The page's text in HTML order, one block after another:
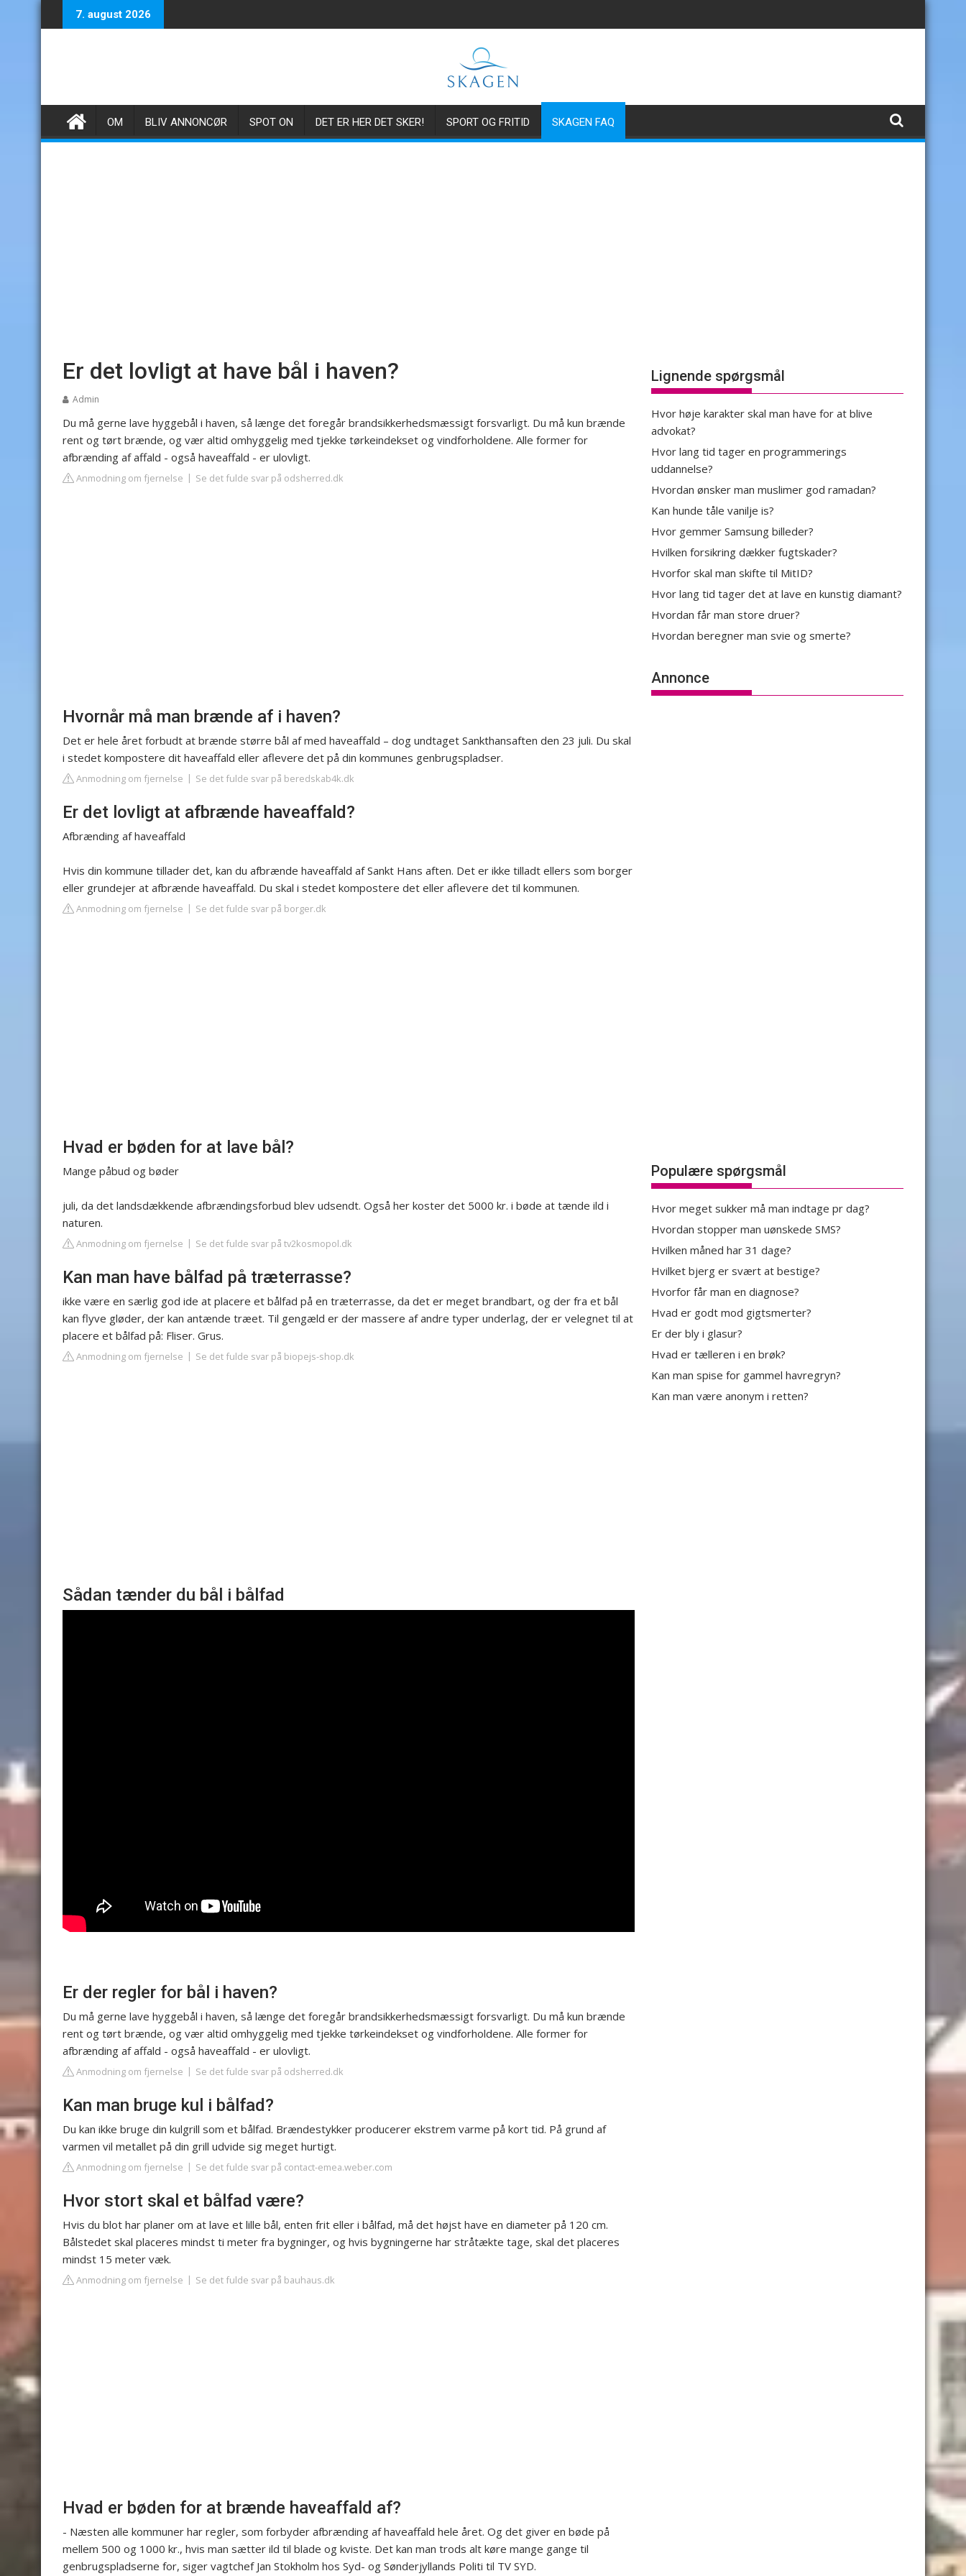
to
7. august 2026
OM BLIV ANNONCØR SPOT ON DET ER HER DET SKER! SPORT OG FRITID SKAGEN FAQ
Er det lovligt at have bål i haven?
Admin
Du må gerne lave hyggebål i haven, så længe det foregår brandsikkerhedsmæssigt forsvarligt. Du må kun brænde
rent og tørt brænde, og vær altid omhyggelig med tjekke tørkeindekset og vindforholdene. Alle former for
afbrænding af affald - også haveaffald - er ulovligt.
Anmodning om fjernelse Se det fulde svar på odsherred.dk
Hvornår må man brænde af i haven?
Det er hele året forbudt at brænde større bål af med haveaffald – dog undtaget Sankthansaften den 23 juli. Du skal
i stedet kompostere dit haveaffald eller aflevere det på din kommunes genbrugspladser.
Anmodning om fjernelse Se det fulde svar på beredskab4k.dk
Er det lovligt at afbrænde haveaffald?
Afbrænding af haveaffald
Hvis din kommune tillader det, kan du afbrænde haveaffald af Sankt Hans aften. Det er ikke tilladt ellers som borger
eller grundejer at afbrænde haveaffald. Du skal i stedet kompostere det eller aflevere det til kommunen.
Anmodning om fjernelse Se det fulde svar på borger.dk
Hvad er bøden for at lave bål?
Mange påbud og bøder
juli, da det landsdækkende afbrændingsforbud blev udsendt. Også her koster det 5000 kr. i bøde at tænde ild i
naturen.
Anmodning om fjernelse Se det fulde svar på tv2kosmopol.dk
Kan man have bålfad på træterrasse?
ikke være en særlig god ide at placere et bålfad på en træterrasse, da det er meget brandbart, og der fra et bål
kan flyve gløder, der kan antænde træet. Til gengæld er der massere af andre typer underlag, der er velegnet til at
placere et bålfad på: Fliser. Grus.
Anmodning om fjernelse Se det fulde svar på biopejs-shop.dk
Sådan tænder du bål i bålfad
Er der regler for bål i haven?
Du må gerne lave hyggebål i haven, så længe det foregår brandsikkerhedsmæssigt forsvarligt. Du må kun brænde
rent og tørt brænde, og vær altid omhyggelig med tjekke tørkeindekset og vindforholdene. Alle former for
afbrænding af affald - også haveaffald - er ulovligt.
Anmodning om fjernelse Se det fulde svar på odsherred.dk
Kan man bruge kul i bålfad?
Du kan ikke bruge din kulgrill som et bålfad. Brændestykker producerer ekstrem varme på kort tid. På grund af
varmen vil metallet på din grill udvide sig meget hurtigt.
Anmodning om fjernelse Se det fulde svar på contact-emea.weber.com
Hvor stort skal et bålfad være?
Hvis du blot har planer om at lave et lille bål, enten frit eller i bålfad, må det højst have en diameter på 120 cm.
Bålstedet skal placeres mindst ti meter fra bygninger, og hvis bygningerne har stråtækte tage, skal det placeres
mindst 15 meter væk.
Anmodning om fjernelse Se det fulde svar på bauhaus.dk
Hvad er bøden for at brænde haveaffald af?
- Næsten alle kommuner har regler, som forbyder afbrænding af haveaffald hele året. Og det giver en bøde på
mellem 500 og 1000 kr., hvis man sætter ild til blade og kviste. Det kan man trods alt køre mange gange til
genbrugspladserne for, siger vagtchef Jan Stokholm hos Syd- og Sønderjyllands Politi til TV SYD.
Lignende spørgsmål
Hvor høje karakter skal man have for at blive
advokat?
Hvor lang tid tager en programmerings
uddannelse?
Hvordan ønsker man muslimer god ramadan?
Kan hunde tåle vanilje is?
Hvor gemmer Samsung billeder?
Hvilken forsikring dækker fugtskader?
Hvorfor skal man skifte til MitID?
Hvor lang tid tager det at lave en kunstig diamant?
Hvordan får man store druer?
Hvordan beregner man svie og smerte?
Annonce
Populære spørgsmål
Hvor meget sukker må man indtage pr dag?
Hvordan stopper man uønskede SMS?
Hvilken måned har 31 dage?
Hvilket bjerg er svært at bestige?
Hvorfor får man en diagnose?
Hvad er godt mod gigtsmerter?
Er der bly i glasur?
Hvad er tælleren i en brøk?
Kan man spise for gammel havregryn?
Kan man være anonym i retten?